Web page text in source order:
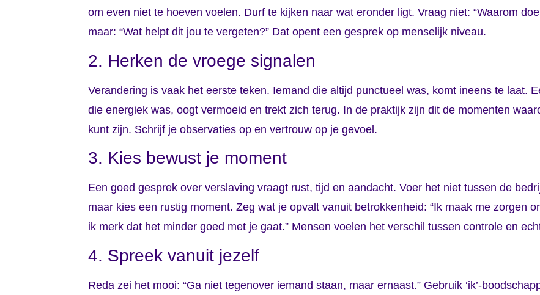
om even niet te hoeven voelen. Durf te kijken naar wat eronder ligt. Vraag niet: “Waarom doe
maar: “Wat helpt dit jou te vergeten?” Dat opent een gesprek op menselijk niveau.
2. Herken de vroege signalen
Verandering is vaak het eerste teken. Iemand die altijd punctueel was, komt ineens te laat.
die energiek was, oogt vermoeid en trekt zich terug. In de praktijk zijn dit de momenten
kunt zijn. Schrijf je observaties op en vertrouw op je gevoel.
3. Kies bewust je moment
Een goed gesprek over verslaving vraagt rust, tijd en aandacht. Voer het niet tussen de
maar kies een rustig moment. Zeg wat je opvalt vanuit betrokkenheid: “Ik maak me zorgen
ik merk dat het minder goed met je gaat.” Mensen voelen het verschil tussen controle en
4. Spreek vanuit jezelf
Reda zei het mooi: “Ga niet tegenover iemand staan, maar ernaast.” Gebruik ‘ik’-